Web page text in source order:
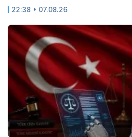
22:38 • 07.08.26